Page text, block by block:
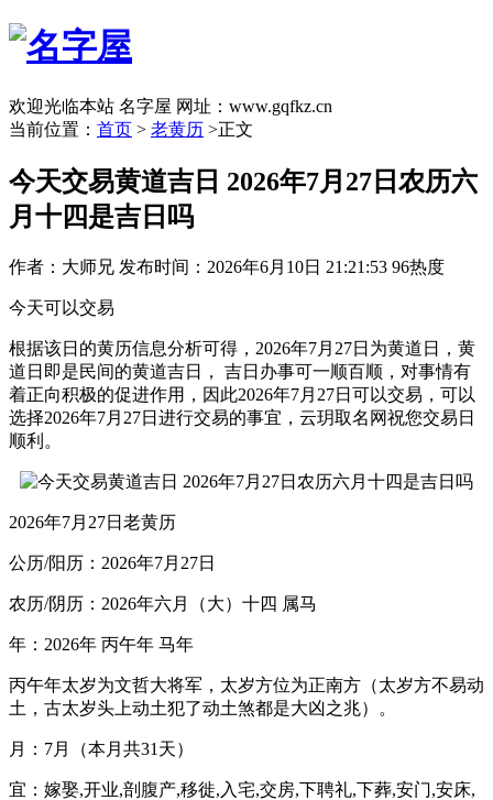
欢迎光临本站 名字屋 网址：www.gqfkz.cn
当前位置： 首页 > 老黄历 >正文
今天交易黄道吉日 2026年7月27日农历六
月十四是吉日吗
作者：大师兄 发布时间：2026年6月10日 21:21:53 96热度
今天可以交易
根据该日的黄历信息分析可得，2026年7月27日为黄道日，黄
道日即是民间的黄道吉日， 吉日办事可一顺百顺，对事情有
着正向积极的促进作用，因此2026年7月27日可以交易，可以
选择2026年7月27日进行交易的事宜，云玥取名网祝您交易日
顺利。
2026年7月27日老黄历
公历/阳历：2026年7月27日
农历/阴历：2026年六月（大）十四 属马
年：2026年 丙午年 马年
丙午年太岁为文哲大将军，太岁方位为正南方（太岁方不易动
土，古太岁头上动土犯了动土煞都是大凶之兆）。
月：7月（本月共31天）
宜：嫁娶,开业,剖腹产,移徙,入宅,交房,下聘礼,下葬,安门,安床,